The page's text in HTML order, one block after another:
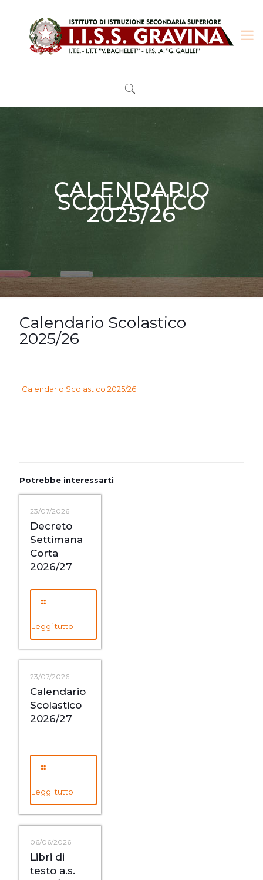
CALENDARIO
SCOLASTICO
2025/26
Calendario Scolastico
2025/26
Calendario Scolastico 2025/26
Potrebbe interessarti
23/07/2026
Decreto
Settimana
Corta
2026/27
Leggi tutto
23/07/2026
Calendario
Scolastico
2026/27
Leggi tutto
06/06/2026
Libri di
testo a.s.